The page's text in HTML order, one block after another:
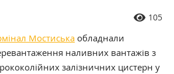
105
Мостиська обладнали
наливних вантажів з
залізничних цистерн у